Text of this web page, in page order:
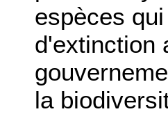
espèces
d'extinction
la